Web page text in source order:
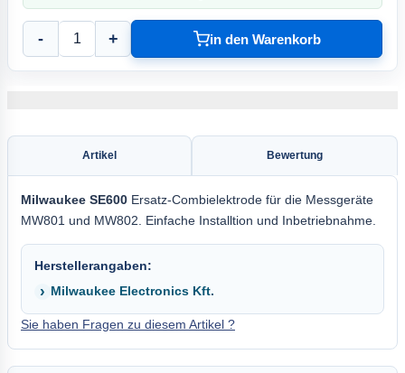
- + in den Warenkorb
Artikel Bewertung
Milwaukee SE600 Ersatz-Combielektrode für die Messgeräte
MW801 und MW802. Einfache Installtion und Inbetriebnahme.
Herstellerangaben:
Milwaukee Electronics Kft.
Sie haben Fragen zu diesem Artikel ?